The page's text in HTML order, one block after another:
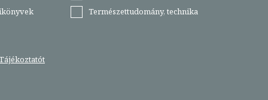
Természettudomány, technika